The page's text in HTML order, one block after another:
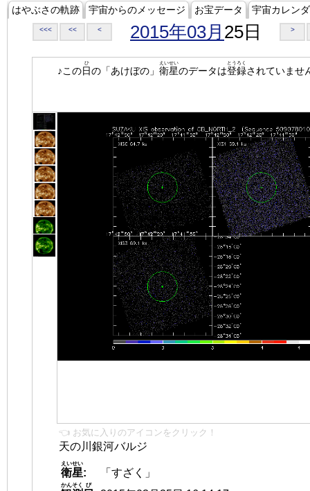
はやぶさの軌跡 宇宙からのメッセージ お宝データ 宇宙カレン
<<< << < 2015年03月 25日 >
♪この日
ひ
の「あけぼの」 衛星
えいせい
のデータは登録
とうろく
されていませ
👈 お気に入りのアイコンをクリック！
天の川銀河バルジ
衛星
えいせい
:
「すざく」
かんそく び